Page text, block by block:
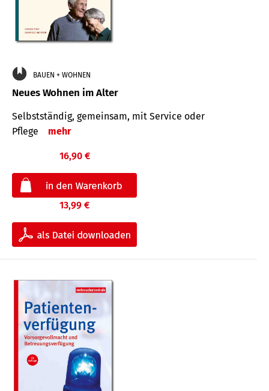
BAUEN + WOHNEN
Neues Wohnen im Alter
Selbstständig, gemeinsam, mit Service oder
Pflege
mehr
16,90 €
13,99 €